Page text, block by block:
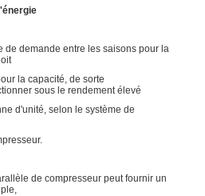
de demande entre les saisons pour la
la capacité, de sorte
sous le rendement élevé
d'unité, selon le système de
de compresseur peut fournir un